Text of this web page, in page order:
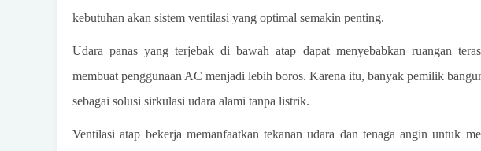
kebutuhan akan sistem ventilasi yang optimal semakin penting.
Udara panas yang terjebak di bawah atap dapat menyebabkan ruangan
membuat penggunaan AC menjadi lebih boros. Karena itu, banyak pemilik
sebagai solusi sirkulasi udara alami tanpa listrik.
Ventilasi atap bekerja memanfaatkan tekanan udara dan tenaga angin untuk